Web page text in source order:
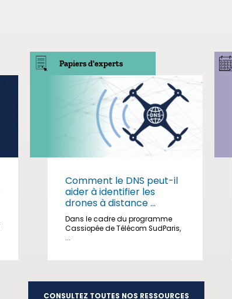
Papiers d'experts
Comment le DNS peut-il
aider à identifier les
drones à distance ...
Dans le cadre du programme
Cassiopée de Télécom SudParis,
...
CONSULTEZ TOUTES NOS RESSOURCES